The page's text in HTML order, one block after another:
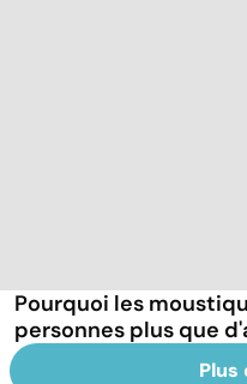
Pourquoi les
personnes plus que
Plus